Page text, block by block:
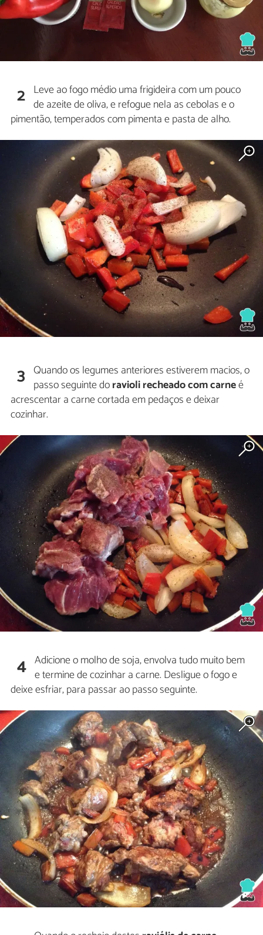
2 Leve ao fogo médio uma frigideira com um pouco
de azeite de oliva, e refogue nela as cebolas e o
pimentão, temperados com pimenta e pasta de alho.
3 Quando os legumes anteriores estiverem macios, o
passo seguinte doravioli recheado com carneé
acrescentar a carne cortada em pedaços e deixar
cozinhar.
4 Adicione o molho de soja, envolva tudo muito bem
e termine de cozinhar a carne. Desligue o fogo e
deixe esfriar, para passar ao passo seguinte.